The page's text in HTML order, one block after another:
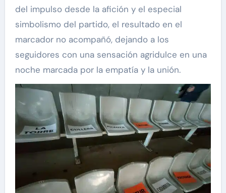
del impulso desde la afición y el especial
simbolismo del partido, el resultado en el
marcador no acompañó, dejando a los
seguidores con una sensación agridulce en una
noche marcada por la empatía y la unión.